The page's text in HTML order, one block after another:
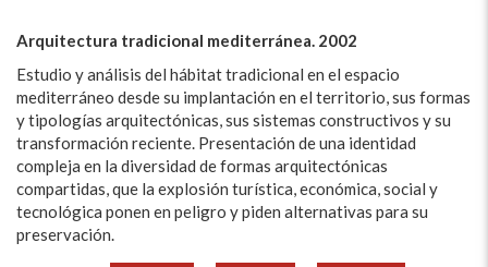
Arquitectura tradicional mediterránea. 2002
Estudio y análisis del hábitat tradicional en el espacio
mediterráneo desde su implantación en el territorio, sus formas
y tipologías arquitectónicas, sus sistemas constructivos y su
transformación reciente. Presentación de una identidad
compleja en la diversidad de formas arquitectónicas
compartidas, que la explosión turística, económica, social y
tecnológica ponen en peligro y piden alternativas para su
preservación.